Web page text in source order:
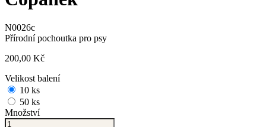
N0026c
Přírodní pochoutka pro psy
200,00 Kč
Velikost balení
10 ks
50 ks
Množství